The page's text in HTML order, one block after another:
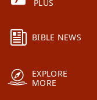
PLUS
BIBLE NEWS
EXPLORE
MORE